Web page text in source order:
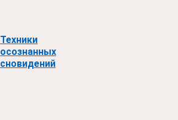
Техники
осознанных
сновидений